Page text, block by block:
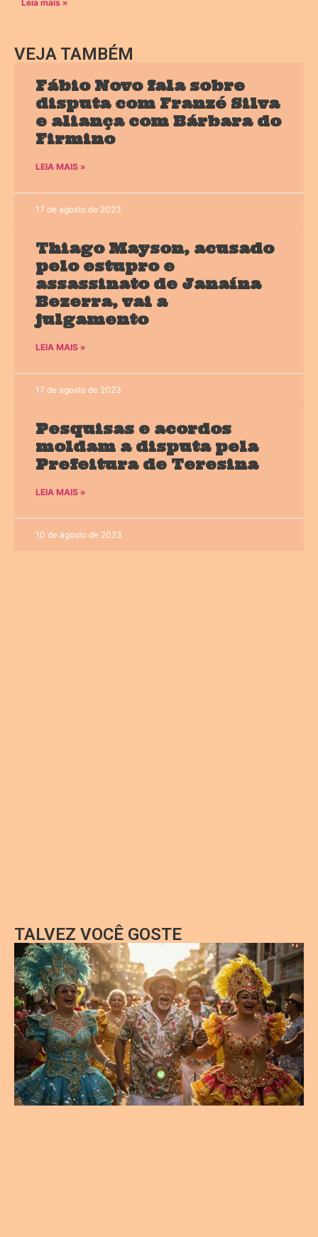
Leia mais »
VEJA TAMBÉM
Fábio Novo fala sobre
disputa com Franzé Silva
e aliança com Bárbara do
Firmino
LEIA MAIS »
17 de agosto de 2023
Thiago Mayson, acusado
pelo estupro e
assassinato de Janaína
Bezerra, vai a
julgamento
LEIA MAIS »
17 de agosto de 2023
Pesquisas e acordos
moldam a disputa pela
Prefeitura de Teresina
LEIA MAIS »
10 de agosto de 2023
TALVEZ VOCÊ GOSTE